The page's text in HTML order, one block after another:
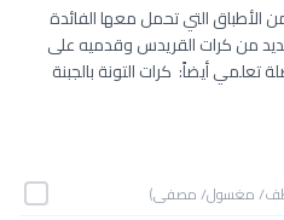
الأطباق التي تحمل معها الفائدة
من كرات القريدس وقدميه على
أيضاً: كرات التونة بالجبنة
مغسول/ مصفى)